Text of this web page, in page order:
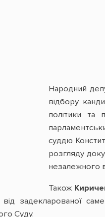
Народний
відбору
політики та
суддю
розгляду
незалежного
Також
задекларованої
Суду.